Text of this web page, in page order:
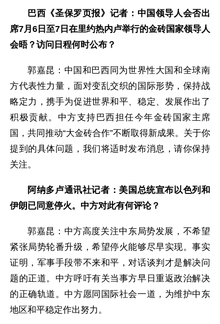
巴西《圣保罗页报》记者：中国领导人会否出
席7月6日至7日在里约热内卢举行的金砖国家领导人
会晤？访问日程何时公布？
郭嘉昆：中国和巴西同为世界性大国和全球南
方代表性力量，面对变乱交织的国际形势，保持战
略定力，携手为促进世界和平、稳定、发展作出了
积极贡献。中方支持巴西担任今年金砖国家主席
国，共同推动“大金砖合作”不断取得新成果。关于你
提到的具体问题，我们将适时发布消息，请你保持
关注。
阿纳多卢通讯社记者：美国总统宣布以色列和
伊朗已同意停火。中方对此有何评论？
郭嘉昆：中方高度关注中东局势发展，不希望
紧张局势轮番升级，希望停火能够尽早实现。事实
证明，军事手段带不来和平，对话谈判才是解决问
题的正道。中方呼吁有关当事方早日重返政治解决
的正确轨道。中方愿同国际社会一道，为维护中东
地区和平稳定作出努力。